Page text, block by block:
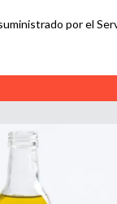
por el